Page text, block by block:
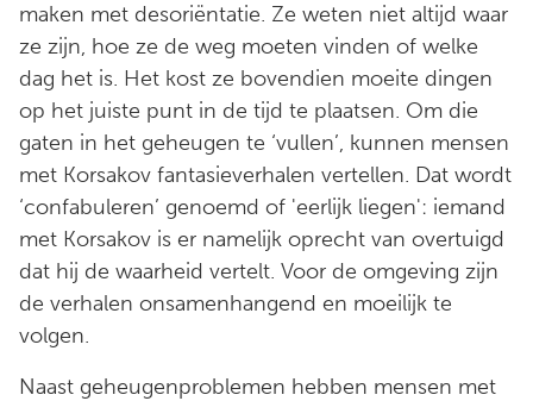
maken met desoriëntatie. Ze weten niet altijd waar
ze zijn, hoe ze de weg moeten vinden of welke
dag het is. Het kost ze bovendien moeite dingen
op het juiste punt in de tijd te plaatsen. Om die
gaten in het geheugen te ‘vullen’, kunnen mensen
met Korsakov fantasieverhalen vertellen. Dat wordt
‘confabuleren’ genoemd of 'eerlijk liegen': iemand
met Korsakov is er namelijk oprecht van overtuigd
dat hij de waarheid vertelt. Voor de omgeving zijn
de verhalen onsamenhangend en moeilijk te
volgen.
Naast geheugenproblemen hebben mensen met